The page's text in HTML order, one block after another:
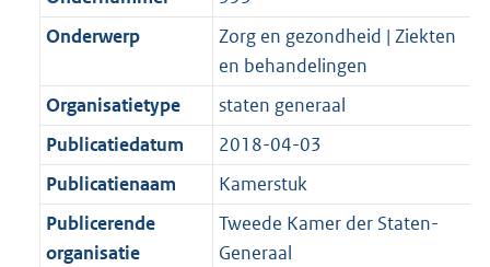
Onderwerp
Zorg en gezondheid | Ziekten
en behandelingen
Organisatietype
staten generaal
Publicatiedatum
2018-04-03
Publicatienaam
Kamerstuk
Publicerende
organisatie
Tweede Kamer der Staten-
Generaal